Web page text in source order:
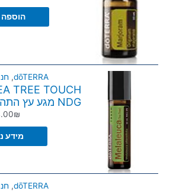
dōTERRA
,
TREE TOUCH
NDG מגע עץ התה
₪
מידע
dōTERRA
,